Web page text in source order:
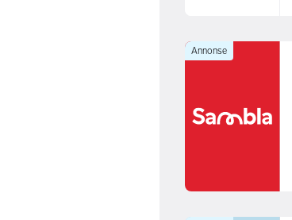
Annonse